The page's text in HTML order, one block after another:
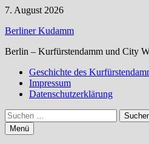
Zum
springen
7. August 2026
Berliner Kudamm
Berlin – Kurfürstendamm und City
Geschichte des
Impressum
Datenschutzerklärung
Suchen
nach:
Menü